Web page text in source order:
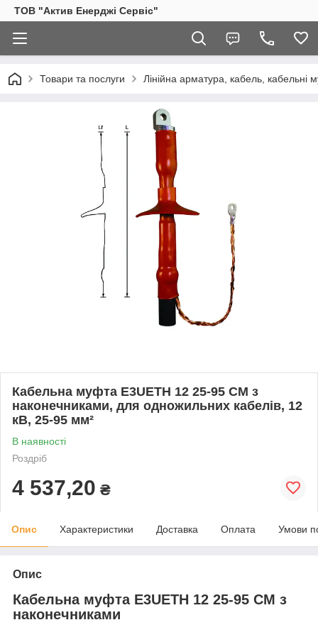
ТОВ "Актив Енерджі Сервіс"
Товари та послуги Лінійна арматура, кабель, кабельні
Кабельна муфта E3UETH 12 25-95 СМ з
наконечниками, для одножильних кабелів, 12
кВ, 25-95 мм²
В наявності
Роздріб
4 537,20 ₴
Опис Характеристики Доставка Оплата Умови
Опис
Кабельна муфта E3UETH 12 25-95 СМ з
наконечниками